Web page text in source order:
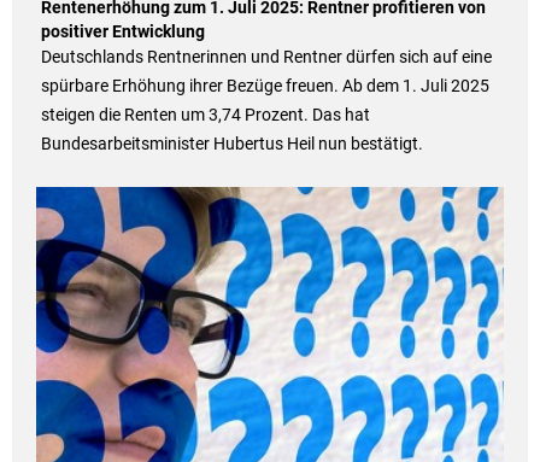
Rentenerhöhung zum 1. Juli 2025: Rentner profitieren von
positiver Entwicklung
Deutschlands Rentnerinnen und Rentner dürfen sich auf eine
spürbare Erhöhung ihrer Bezüge freuen. Ab dem 1. Juli 2025
steigen die Renten um 3,74 Prozent. Das hat
Bundesarbeitsminister Hubertus Heil nun bestätigt.